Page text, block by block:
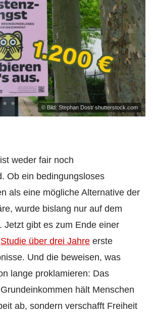
© Bild: Stephan Dost/ shutterstock.com
weder fair noch
Ob ein bedingungsloses
als eine mögliche Alternative der
wurde bislang nur auf dem
Jetzt gibt es zum Ende einer
Studie über drei Jahre erste
Und die beweisen, was
lange proklamieren: Das
hält Menschen
ab, sondern verschafft Freiheit